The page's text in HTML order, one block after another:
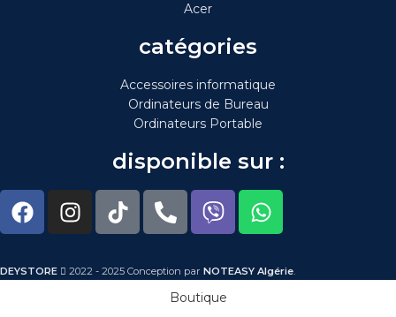
Acer
catégories
Accessoires informatique
Ordinateurs de Bureau
Ordinateurs Portable
disponible sur :
DEYSTORE 2022 - 2025 Conception par NOTEASY Algérie.
Boutique